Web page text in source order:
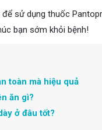
sử dụng thuốc
bạn sớm khỏi bệnh!
toàn mà hiệu quả
ăn gì?
ở đâu tốt?